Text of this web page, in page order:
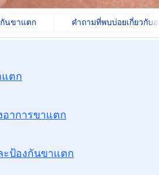
นขาแตก คำถามที่พบบ่อยเกี่ยวกับ
แตก
อาการขาแตก
ะป้องกันขาแตก